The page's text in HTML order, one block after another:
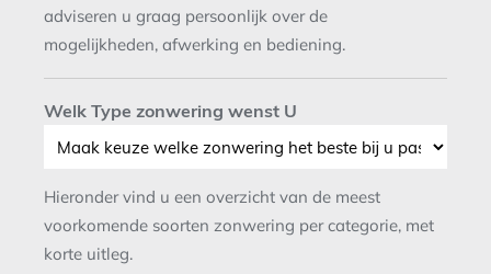
adviseren u graag persoonlijk over de
mogelijkheden, afwerking en bediening.
Welk Type zonwering wenst U
Hieronder vind u een overzicht van de meest
voorkomende soorten zonwering per categorie, met
korte uitleg.